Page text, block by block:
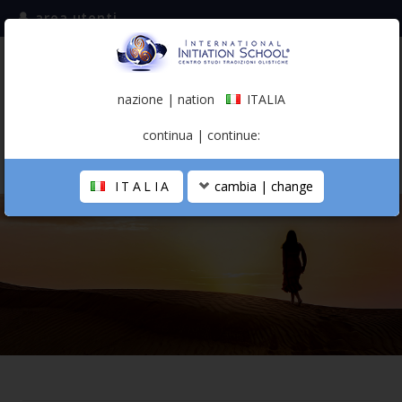
iscriviti alla mailing list
(italiano)
area utenti
LA SCUOLA
nazione | nation ITALIA
continua | continue:
ITALIA cambia | change